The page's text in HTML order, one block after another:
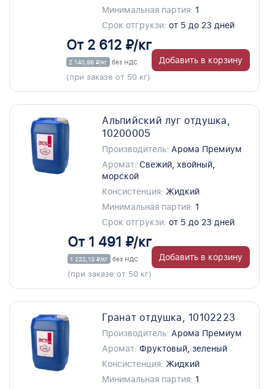
Минимальная партия: 1
Срок отгрукзи: от 5 до 23 дней
От 2 612 ₽/кг
2 140,98 ₽/кг без НДС
(при заказе от 50 кг)
Добавить в корзину
Альпийский луг отдушка,
10200005
Производитель: Арома Премиум
Аромат: Свежий, хвойный,
морской
Консистенция: Жидкий
Минимальная партия: 1
Срок отгрукзи: от 5 до 23 дней
От 1 491 ₽/кг
1 222,13 ₽/кг без НДС
(при заказе от 50 кг)
Добавить в корзину
Гранат отдушка, 10102223
Производитель: Арома Премиум
Аромат: Фруктовый, зеленый
Консистенция: Жидкий
Минимальная партия: 1